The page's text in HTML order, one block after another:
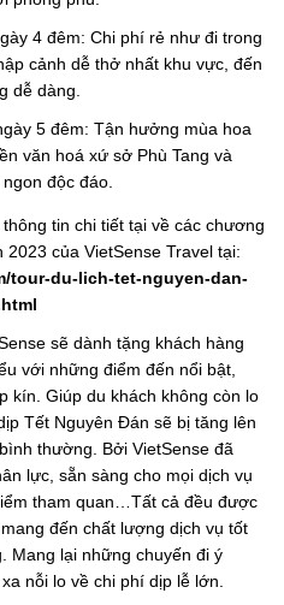
4 đêm: Chi phí rẻ như đi trong
cảnh dễ thở nhất khu vực, đến
dễ dàng.
5 đêm: Tận hưởng mùa hoa
văn hoá xứ sở Phù Tang và
độc đáo.
tin chi tiết tại về các chương
của VietSense Travel tại:
tour-du-lich-tet-nguyen-dan-
sẽ dành tặng khách hàng
với những điểm đến nổi bật,
kín. Giúp du khách không còn lo
Tết Nguyên Đán sẽ bị tăng lên
thường. Bởi VietSense đã
lực, sẵn sàng cho mọi dịch vụ
tham quan…Tất cả đều được
đến chất lượng dịch vụ tốt
Mang lại những chuyến đi ý
nỗi lo về chi phí dịp lễ lớn.